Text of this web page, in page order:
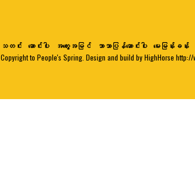
သတင်း ဆောင်းပါး အတွေးအမြင် ဘာသာပြန်ဆောင်းပါး မေးမြန်းခန်း
Copyright to People's Spring. Design and build by HighHorse